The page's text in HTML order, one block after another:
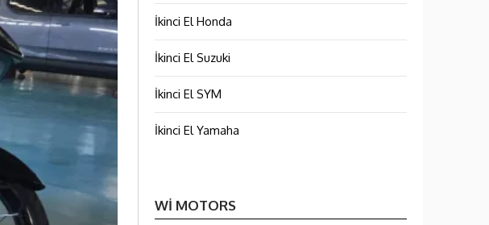
İkinci El Honda
İkinci El Suzuki
İkinci El SYM
İkinci El Yamaha
WI MOTORS